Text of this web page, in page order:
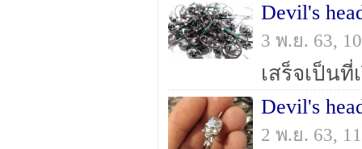
Devil's
3 พ.ย. 63,
เสร็จเป็นที่
Devil's
2 พ.ย. 63,